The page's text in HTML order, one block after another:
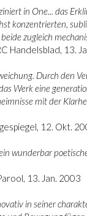
in One... das
konzentrierten,
zugleich
Handelsblad, 13.
Durch den
Werk eine
mit der
12. Okt.
wunderbar
13. Jan. 2003
in seiner